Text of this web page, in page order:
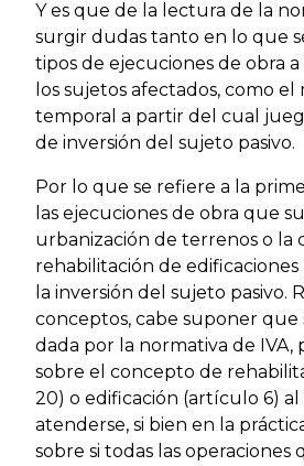
Y es que de la lectura de la
surgir dudas tanto en lo que
tipos de ejecuciones de obra
los sujetos afectados, como
temporal a partir del cual
de inversión del sujeto pasivo.
Por lo que se refiere a la
las ejecuciones de obra que
urbanización de terrenos o la
rehabilitación de
la inversión del sujeto pasivo.
conceptos, cabe suponer que
dada por la normativa de IVA,
sobre el concepto de
20) o edificación (artículo 6)
atenderse, si bien en la
sobre si todas las